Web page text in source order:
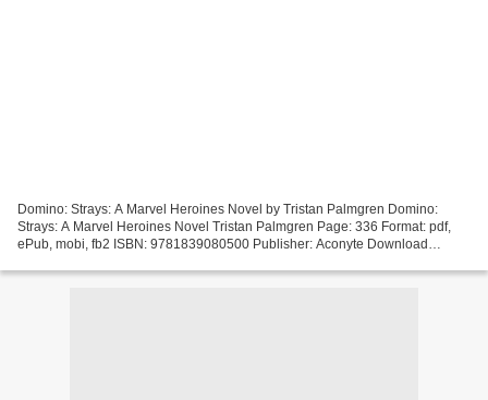
Domino: Strays: A Marvel Heroines Novel by Tristan Palmgren Domino:
Strays: A Marvel Heroines Novel Tristan Palmgren Page: 336 Format: pdf,
ePub, mobi, fb2 ISBN: 9781839080500 Publisher: Aconyte Download